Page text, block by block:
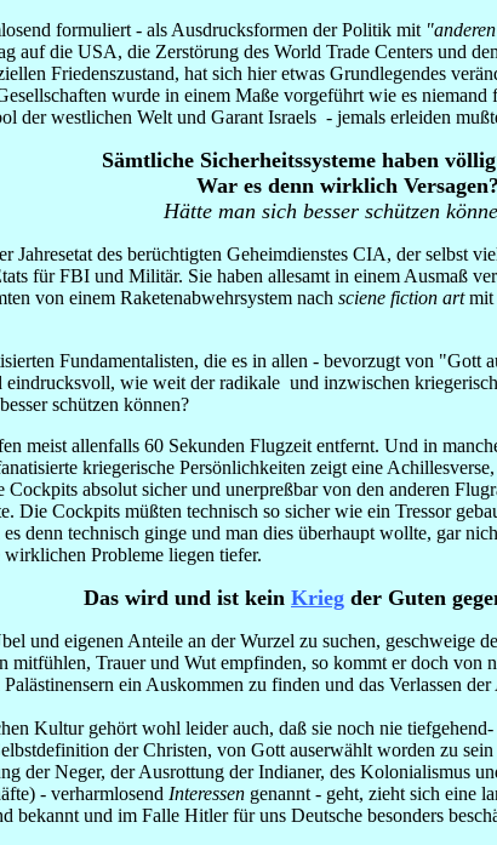
formuliert - als Ausdrucksformen der Politik mit
auf die USA, die Zerstörung des World Trade Centers und
Friedenszustand, hat sich hier etwas Grundlegendes
wurde in einem Maße vorgeführt wie es niemand
der westlichen Welt und Garant Israels - jemals erleiden
Sämtliche Sicherheitssysteme haben
War es denn wirklich Versagen?
Hätte man sich besser schützen
des berüchtigten Geheimdienstes CIA, der selbst
für FBI und Militär. Sie haben allesamt in einem Ausmaß
von einem Raketenabwehrsystem nach sciene fiction artmit
Fundamentalisten, die es in allen - bevorzugt von "Gott
eindrucksvoll, wie weit der radikale und inzwischen
schützen können?
meist allenfalls 60 Sekunden Flugzeit entfernt. Und in
kriegerische Persönlichkeiten zeigt eine
absolut sicher und unerpreßbar von den anderen
Die Cockpits müßten technisch so sicher wie ein Tressor
denn technisch ginge und man dies überhaupt wollte, gar
wirklichen Probleme liegen tiefer.
Das wird und ist kein Krieg der Guten
und eigenen Anteile an der Wurzel zu suchen, geschweige
Trauer und Wut empfinden, so kommt er doch von
ein Auskommen zu finden und das Verlassen
Kultur gehört wohl leider auch, daß sie noch nie
der Christen, von Gott auserwählt worden zu
der Neger, der Ausrottung der Indianer, des Kolonialismus
- verharmlosend Interessen genannt - geht, zieht sich eine
und im Falle Hitler für uns Deutsche besonders